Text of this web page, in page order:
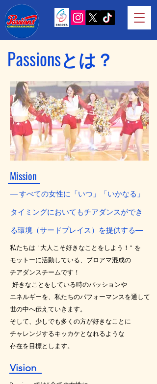
Passionsとは？
― すべての女性に「いつ」「いかなる」
タイミングにおいてもチアダンスができ
る環境（サードプレイス）を提供する―
私たちは "大人こそ好きなことをしよう！" を
モットーに活動している、プロアマ混成の
チアダンスチームです！
好きなことをしている時のパッションや
エネルギーを、私たちのパフォーマンスを通して
世の中へ伝えていきます。
そして、少しでも多くの方が好きなことに
チャレンジするキッカケとなれるような
存在を目標とします。
Vision
Mission